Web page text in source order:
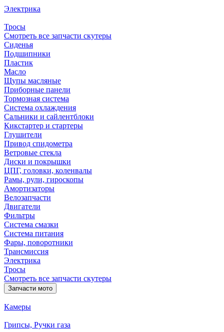
Электрика
Тросы
Смотреть все запчасти скутеры
Сиденья
Подшипники
Пластик
Масло
Щупы масляные
Приборные панели
Тормозная система
Система охлаждения
Сальники и сайлентблоки
Кикстартер и стартеры
Глушители
Привод спидометра
Ветровые стекла
Диски и покрышки
ЦПГ, головки, коленвалы
Рамы, рули, гироскопы
Амортизаторы
Велозапчасти
Двигатели
Фильтры
Система смазки
Система питания
Фары, поворотники
Трансмиссия
Электрика
Тросы
Смотреть все запчасти скутеры
Запчасти мото
Камеры
Грипсы, Ручки газа